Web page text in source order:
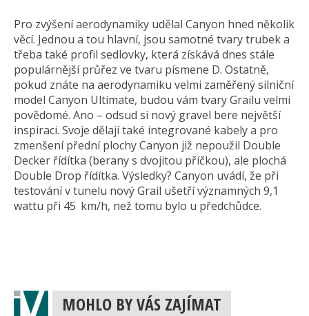
Pro zvýšení aerodynamiky udělal Canyon hned několik
věcí. Jednou a tou hlavní, jsou samotné tvary trubek a
třeba také profil sedlovky, která získává dnes stále
populárnější průřez ve tvaru písmene D. Ostatně,
pokud znáte na aerodynamiku velmi zaměřený silniční
model Canyon Ultimate, budou vám tvary Grailu velmi
povědomé. Ano – odsud si nový gravel bere největší
inspiraci. Svoje dělají také integrované kabely a pro
zmenšení přední plochy Canyon již nepoužil Double
Decker řídítka (berany s dvojitou příčkou), ale plochá
Double Drop řídítka. Výsledky? Canyon uvádí, že při
testování v tunelu nový Grail ušetří významných 9,1
wattu při 45 km/h, než tomu bylo u předchůdce.
MOHLO BY VÁS ZAJÍMAT